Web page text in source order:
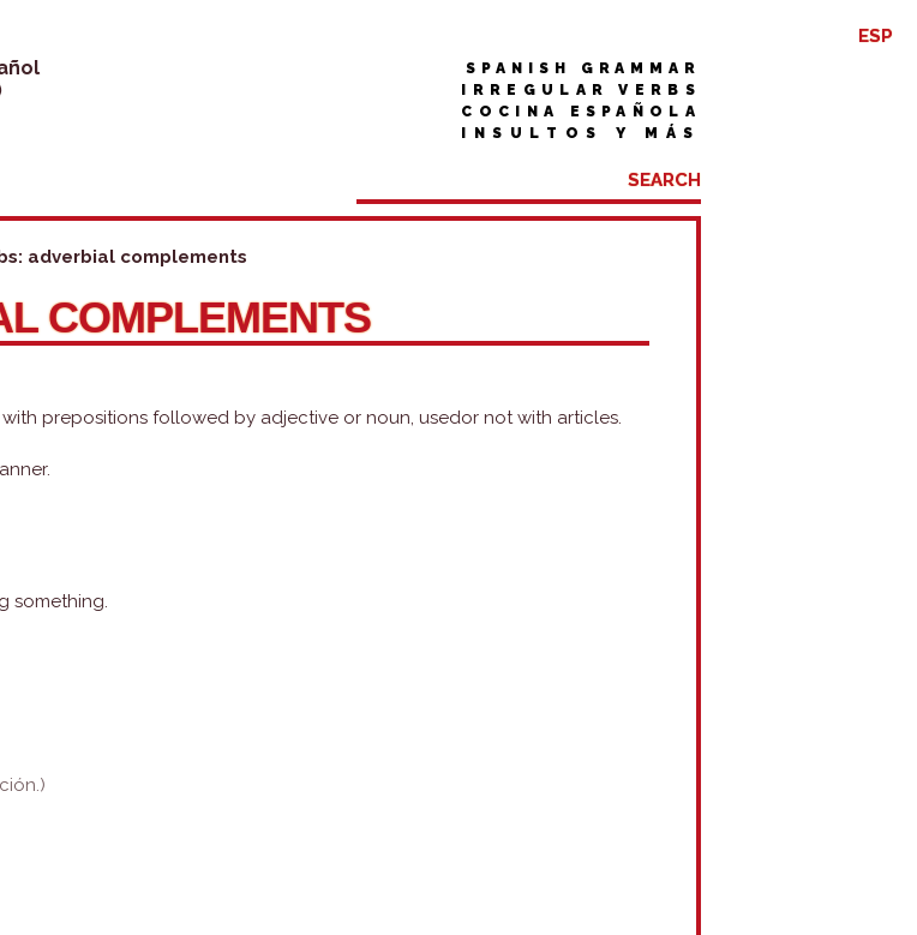
SPANISH GRAMMAR
IRREGULAR VERBS
COCINA ESPAÑOLA
INSULTOS Y MÁS
ESP
adverbial complements
COMPLEMENTS
prepositions followed by adjective or noun, usedor not with articles.
something.